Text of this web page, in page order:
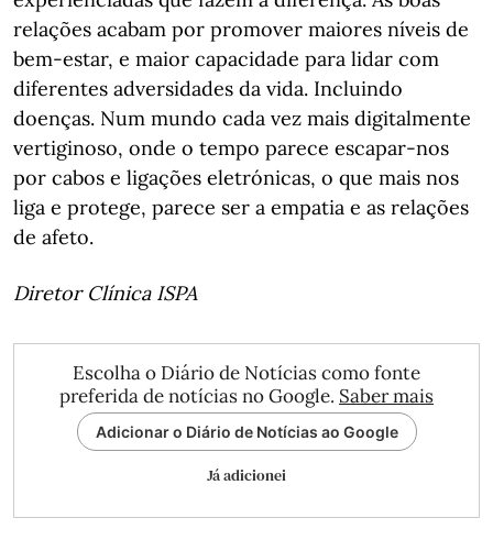
relações acabam por promover maiores níveis de
bem-estar, e maior capacidade para lidar com
diferentes adversidades da vida. Incluindo
doenças. Num mundo cada vez mais digitalmente
vertiginoso, onde o tempo parece escapar-nos
por cabos e ligações eletrónicas, o que mais nos
liga e protege, parece ser a empatia e as relações
de afeto.
Diretor Clínica ISPA
Escolha o Diário de Notícias como fonte
preferida de notícias no Google. Saber mais
Adicionar o Diário de Notícias ao Google
Já adicionei